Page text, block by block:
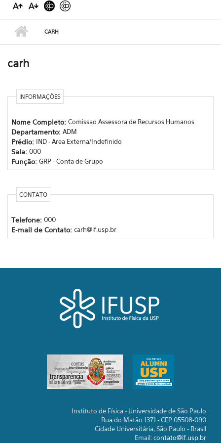
CARH
carh
INFORMAÇÕES
Nome Completo: Comissao Assessora de Recursos Humanos
Departamento: ADM
Prédio: IND - Area Externa/Indefinido
Sala: 000
Função: GRP - Conta de Grupo
CONTATO
Telefone: 000
E-mail de Contato: carh@if.usp.br
Instituto de Física - Universidade de São Paulo
Rua do Matão 1371 - CEP 05508-090
Cidade Universitária, São Paulo - Brasil
Email:contato@if.usp.br